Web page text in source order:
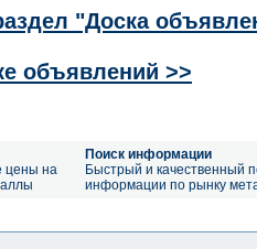
"Доска
объявлений >>
цены на
Поиск информации
Быстрый и качественный
информации по рынку